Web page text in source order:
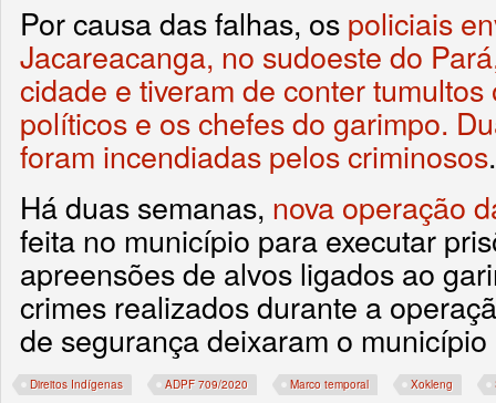
Por causa das falhas, os policiais
Jacareacanga, no sudoeste do
cidade e tiveram de conter
políticos e os chefes do garimpo.
foram incendiadas pelos criminosos.
Há duas semanas, nova operação
feita no município para executar
apreensões de alvos ligados ao
crimes realizados durante a
de segurança deixaram o
Direitos Indígenas ADPF 709/2020 Marco temporal Xokleng